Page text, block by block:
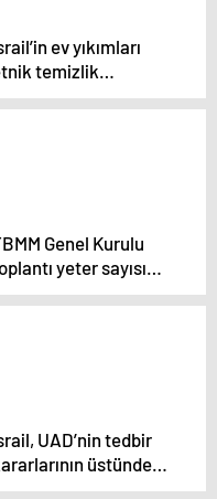
ev yıkımları
temizlik
ana aracı
Genel Kurulu
yeter sayısı
için
UAD’nin tedbir
üstünden
bir ayda